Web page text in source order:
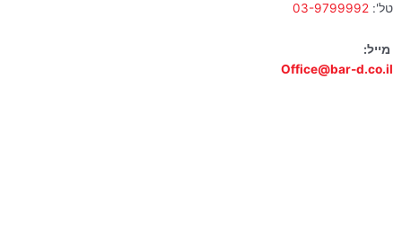
טל': 03-9799992
מייל:
Office@bar-d.co.il